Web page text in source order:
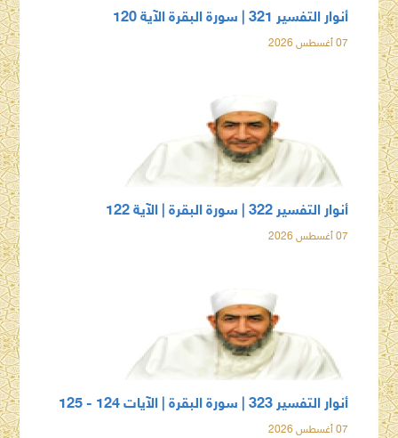
أنوار التفسير 321 | سورة البقرة الآية 120
07 أغسطس 2026
أنوار التفسير 322 | سورة البقرة | الآية 122
07 أغسطس 2026
أنوار التفسير 323 | سورة البقرة | الآيات 124 - 125
07 أغسطس 2026